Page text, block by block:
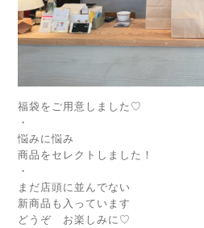
福袋をご用意しました♡
・
悩みに悩み
商品をセレクトしました！
・
まだ店頭に並んでない
新商品も入っています
どうぞ お楽しみに♡